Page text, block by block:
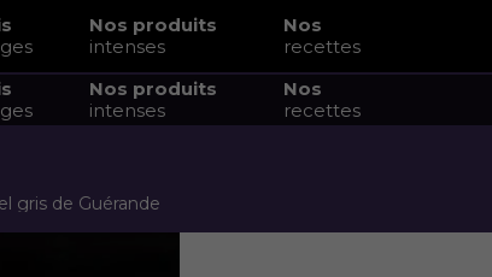
Nos produits
intenses
Nos
recettes
Nos produits
intenses
Nos
recettes
gris de Guérande